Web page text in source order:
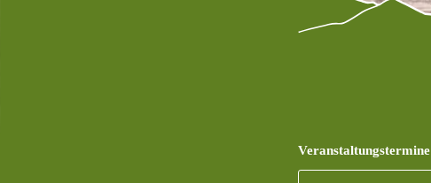
Veranstaltungstermine